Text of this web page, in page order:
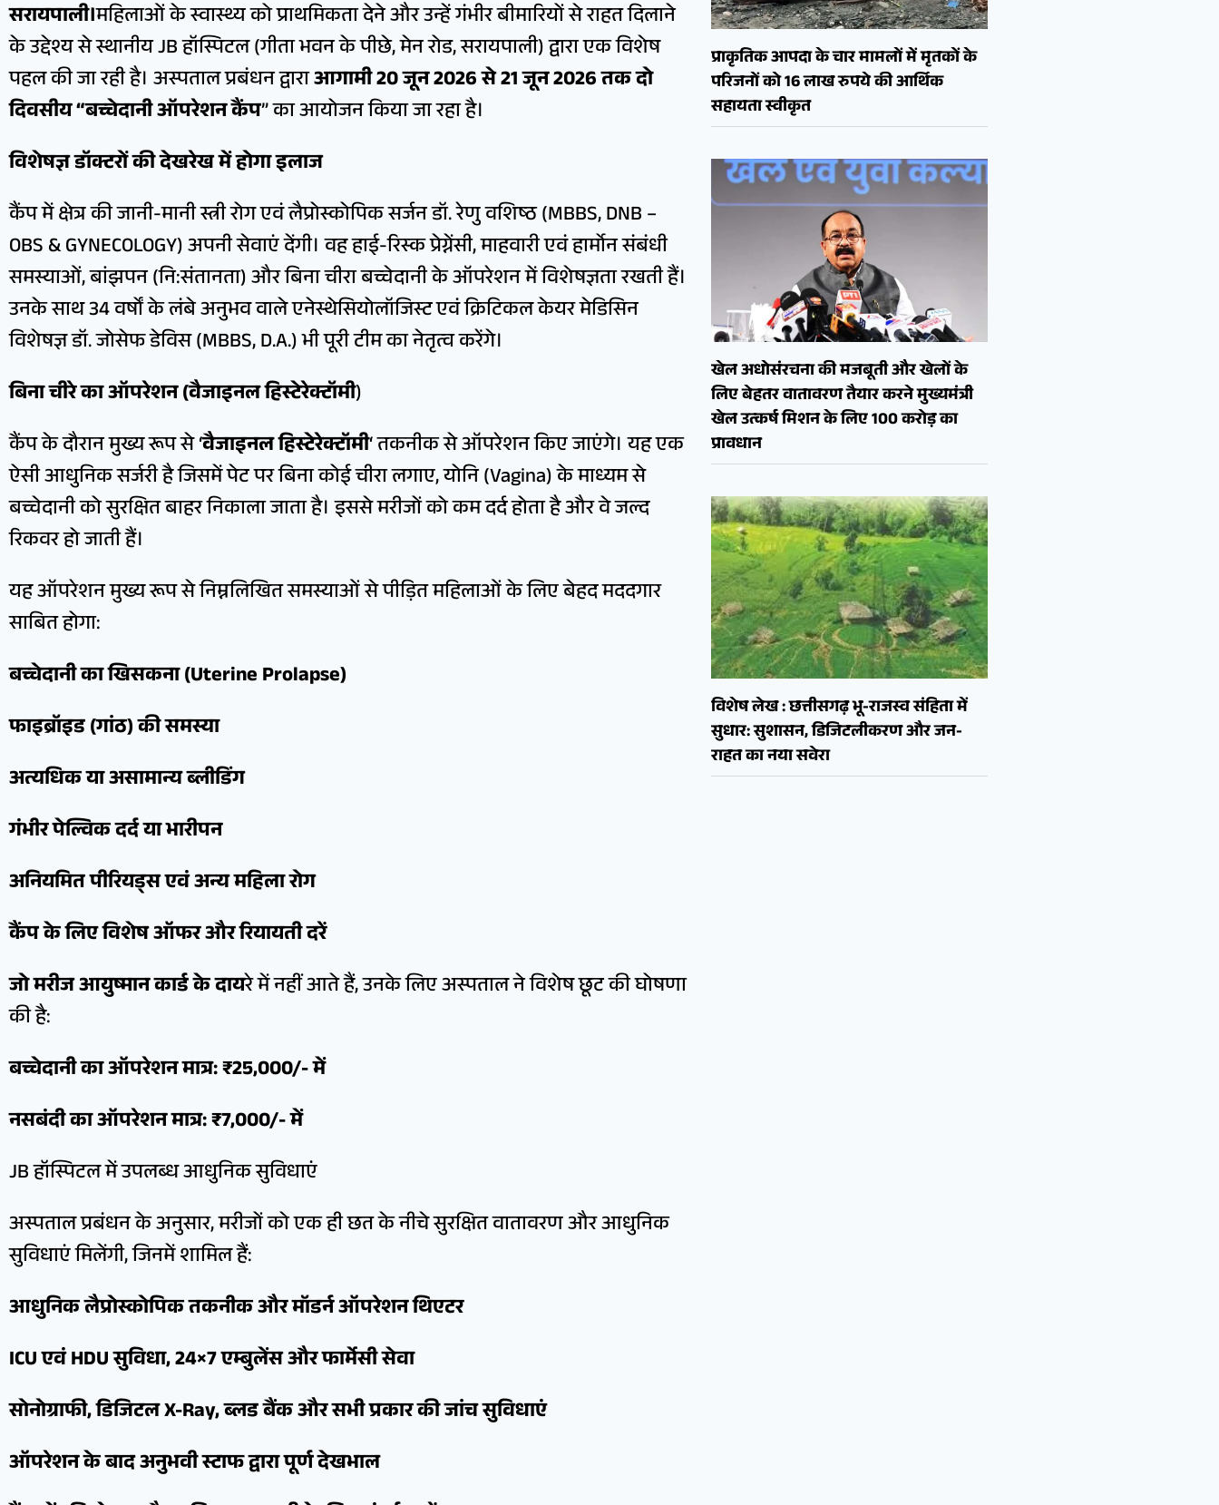
सरायपाली।महिलाओं के स्वास्थ्य को प्राथमिकता देने और उन्हें गंभीर बीमारियों से राहत दिलाने
के उद्देश्य से स्थानीय JB हॉस्पिटल (गीता भवन के पीछे, मेन रोड, सरायपाली) द्वारा एक विशेष
पहल की जा रही है। अस्पताल प्रबंधन द्वाराआगामी 20 जून 2026 से 21 जून 2026 तक दो
दिवसीय “बच्चेदानी ऑपरेशन कैंप” का आयोजन किया जा रहा है।
विशेषज्ञ डॉक्टरों की देखरेख में होगा इलाज
कैंप में क्षेत्र की जानी-मानी स्त्री रोग एवं लैप्रोस्कोपिक सर्जन डॉ. रेणु वशिष्ठ (MBBS, DNB –
OBS & GYNECOLOGY) अपनी सेवाएं देंगी। वह हाई-रिस्क प्रेग्नेंसी, माहवारी एवं हार्मोन संबंधी
समस्याओं, बांझपन (नि:संतानता) और बिना चीरा बच्चेदानी के ऑपरेशन में विशेषज्ञता रखती हैं।
उनके साथ 34 वर्षों के लंबे अनुभव वाले एनेस्थेसियोलॉजिस्ट एवं क्रिटिकल केयर मेडिसिन
विशेषज्ञ डॉ. जोसेफ डेविस (MBBS, D.A.) भी पूरी टीम का नेतृत्व करेंगे।
बिना चीरे का ऑपरेशन (वैजाइनल हिस्टेरेक्टॉमी)
कैंप के दौरान मुख्य रूप से ‘वैजाइनल हिस्टेरेक्टॉमी‘ तकनीक से ऑपरेशन किए जाएंगे। यह एक
ऐसी आधुनिक सर्जरी है जिसमें पेट पर बिना कोई चीरा लगाए, योनि (Vagina) के माध्यम से
बच्चेदानी को सुरक्षित बाहर निकाला जाता है। इससे मरीजों को कम दर्द होता है और वे जल्द
रिकवर हो जाती हैं।
यह ऑपरेशन मुख्य रूप से निम्नलिखित समस्याओं से पीड़ित महिलाओं के लिए बेहद मददगार
साबित होगा:
बच्चेदानी का खिसकना (Uterine Prolapse)
फाइब्रॉइड (गांठ) की समस्या
अत्यधिक या असामान्य ब्लीडिंग
गंभीर पेल्विक दर्द या भारीपन
अनियमित पीरियड्स एवं अन्य महिला रोग
कैंप के लिए विशेष ऑफर और रियायती दरें
जो मरीज आयुष्मान कार्ड के दायरे में नहीं आते हैं, उनके लिए अस्पताल ने विशेष छूट की घोषणा
की है:
बच्चेदानी का ऑपरेशन मात्र: ₹25,000/- में
नसबंदी का ऑपरेशन मात्र: ₹7,000/- में
JB हॉस्पिटल में उपलब्ध आधुनिक सुविधाएं
अस्पताल प्रबंधन के अनुसार, मरीजों को एक ही छत के नीचे सुरक्षित वातावरण और आधुनिक
सुविधाएं मिलेंगी, जिनमें शामिल हैं:
आधुनिक लैप्रोस्कोपिक तकनीक और मॉडर्न ऑपरेशन थिएटर
ICU एवं HDU सुविधा, 24×7 एम्बुलेंस और फार्मेसी सेवा
सोनोग्राफी, डिजिटल X-Ray, ब्लड बैंक और सभी प्रकार की जांच सुविधाएं
ऑपरेशन के बाद अनुभवी स्टाफ द्वारा पूर्ण देखभाल
प्राकृतिक आपदा के चार मामलों में मृतकों के
परिजनों को 16 लाख रुपये की आर्थिक
सहायता स्वीकृत
खेल अधोसंरचना की मजबूती और खेलों के
लिए बेहतर वातावरण तैयार करने मुख्यमंत्री
खेल उत्कर्ष मिशन के लिए 100 करोड़ का
प्रावधान
विशेष लेख : छत्तीसगढ़ भू-राजस्व संहिता में
सुधार: सुशासन, डिजिटलीकरण और जन-
राहत का नया सवेरा